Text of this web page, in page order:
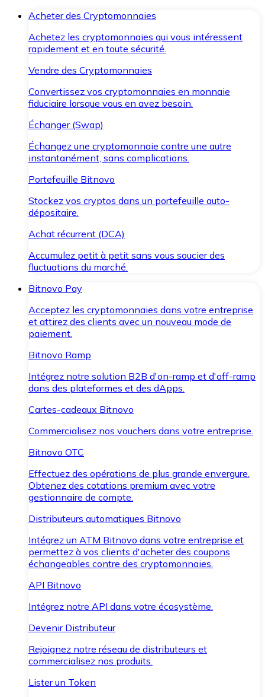
Acheter des Cryptomonnaies
Achetez les cryptomonnaies qui vous intéressent
rapidement et en toute sécurité.
Vendre des Cryptomonnaies
Convertissez vos cryptomonnaies en monnaie
fiduciaire lorsque vous en avez besoin.
Échanger (Swap)
Échangez une cryptomonnaie contre une autre
instantanément, sans complications.
Portefeuille Bitnovo
Stockez vos cryptos dans un portefeuille auto-
dépositaire.
Achat récurrent (DCA)
Accumulez petit à petit sans vous soucier des
fluctuations du marché.
Bitnovo Pay
Acceptez les cryptomonnaies dans votre entreprise
et attirez des clients avec un nouveau mode de
paiement.
Bitnovo Ramp
Intégrez notre solution B2B d'on-ramp et d'off-ramp
dans des plateformes et des dApps.
Cartes-cadeaux Bitnovo
Commercialisez nos vouchers dans votre entreprise.
Bitnovo OTC
Effectuez des opérations de plus grande envergure.
Obtenez des cotations premium avec votre
gestionnaire de compte.
Distributeurs automatiques Bitnovo
Intégrez un ATM Bitnovo dans votre entreprise et
permettez à vos clients d'acheter des coupons
échangeables contre des cryptomonnaies.
API Bitnovo
Intégrez notre API dans votre écosystème.
Devenir Distributeur
Rejoignez notre réseau de distributeurs et
commercialisez nos produits.
Lister un Token